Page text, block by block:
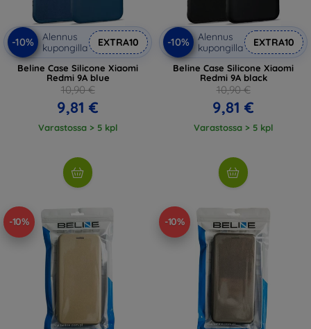
-10%
Alennus
kupongilla
EXTRA10
Beline Case Silicone Xiaomi
Redmi 9A blue
10,90 €
9,81 €
Varastossa > 5 kpl
-10%
Alennus
kupongilla
EXTRA10
Beline Case Silicone Xiaomi
Redmi 9A black
10,90 €
9,81 €
Varastossa > 5 kpl
-10% -10%